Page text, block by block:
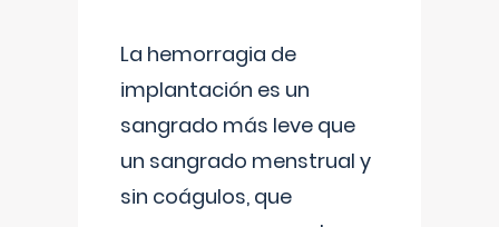
La hemorragia de
implantación es un
sangrado más leve que
un sangrado menstrual y
sin coágulos, que